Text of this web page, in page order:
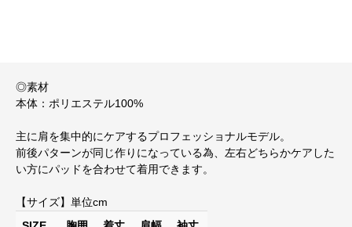
◎素材
本体：ポリエステル100%
主に肩を集中的にケアするプロフェッショナルモデル。
前後パターンが同じ作りになっている為、左右どちらかケアした
い方にパッドを合わせて着用できます。
【サイズ】単位cm